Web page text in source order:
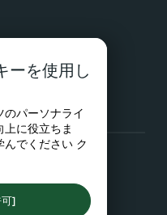
ーを使用し
のパーソナライ
上に役立ちま
んでください ク
]